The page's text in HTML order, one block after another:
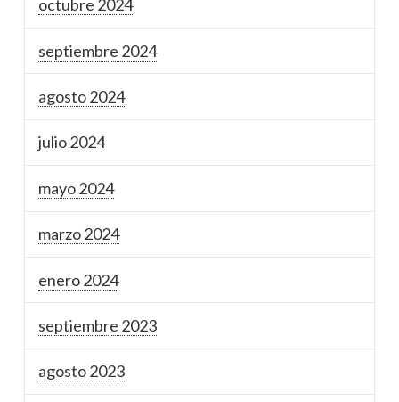
octubre 2024
septiembre 2024
agosto 2024
julio 2024
mayo 2024
marzo 2024
enero 2024
septiembre 2023
agosto 2023